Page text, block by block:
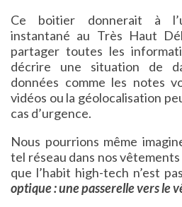
Ce boitier donnerait à
instantané au Très Haut
partager toutes les
décrire une situation de
données comme les notes
vidéos ou la géolocalisation
cas d’urgence.
Nous pourrions même
tel réseau dans nos
que l’habit high-tech n’est
optique : une passerelle vers le